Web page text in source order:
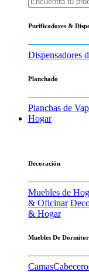
Purificadores &
Dispensadores
Planchado
Planchas de
Hogar
Decoración
Muebles de
& Oficinar
& Hogar
Muebles De
Camas